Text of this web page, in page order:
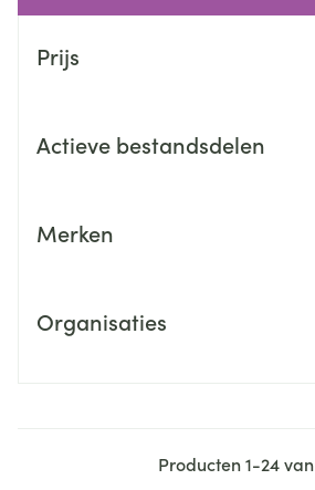
Prijs
Actieve bestandsdelen
Merken
Organisaties
Producten1-24van